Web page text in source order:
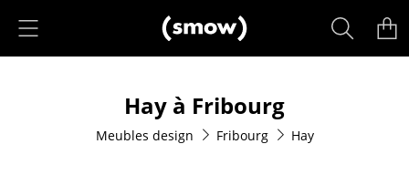
Chaises de cuisine & salle à manger
Hay à Fribourg
Meubles design Fribourg Hay